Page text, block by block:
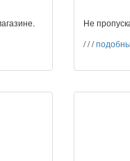
Не
///